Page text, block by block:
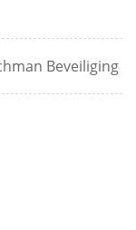
Beveiliging